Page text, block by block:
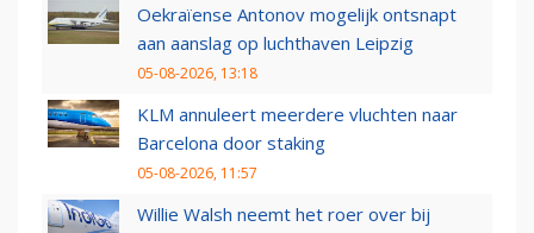
Oekraïense Antonov mogelijk ontsnapt
aan aanslag op luchthaven Leipzig
05-08-2026, 13:18
KLM annuleert meerdere vluchten naar
Barcelona door staking
05-08-2026, 11:57
Willie Walsh neemt het roer over bij